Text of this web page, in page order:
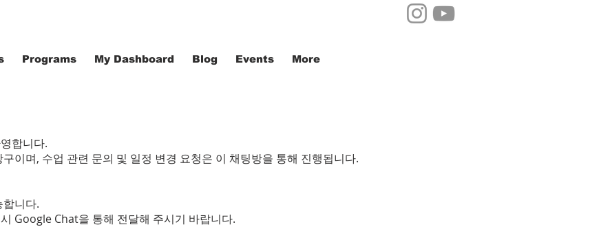
Programs My Dashboard Blog Events More
합니다.
이며, 수업 관련 문의 및 일정 변경 요청은 이 채팅방을 통해 진행됩니다.
니다.
Google Chat을 통해 전달해 주시기 바랍니다.